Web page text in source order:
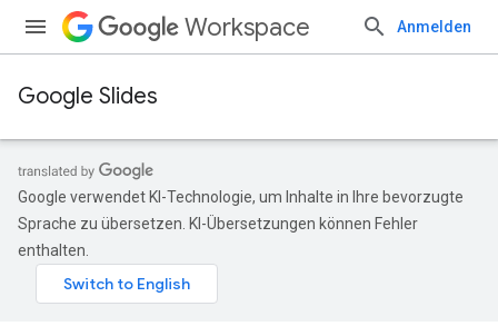
Workspace Anmelden
Google Slides
Google verwendet KI-Technologie, um Inhalte in Ihre bevorzugte
Sprache zu übersetzen. KI-Übersetzungen können Fehler
enthalten.